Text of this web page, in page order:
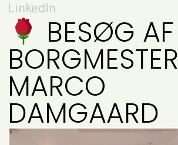
LinkedIn
BESØG AF
BORGMESTER
MARCO
DAMGAARD